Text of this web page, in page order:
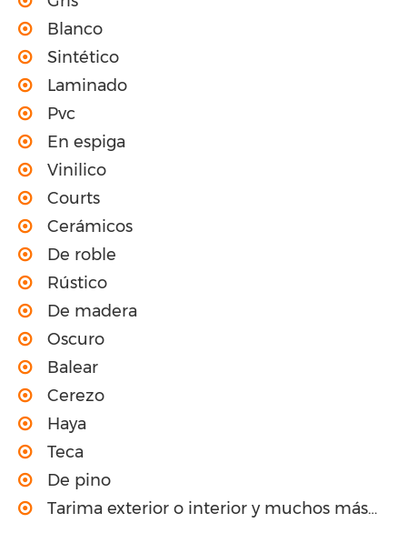
Blanco
Sintético
Laminado
Pvc
En espiga
Vinilico
Courts
Cerámicos
De roble
Rústico
De madera
Oscuro
Balear
Cerezo
Haya
Teca
De pino
Tarima exterior o interior y muchos más…